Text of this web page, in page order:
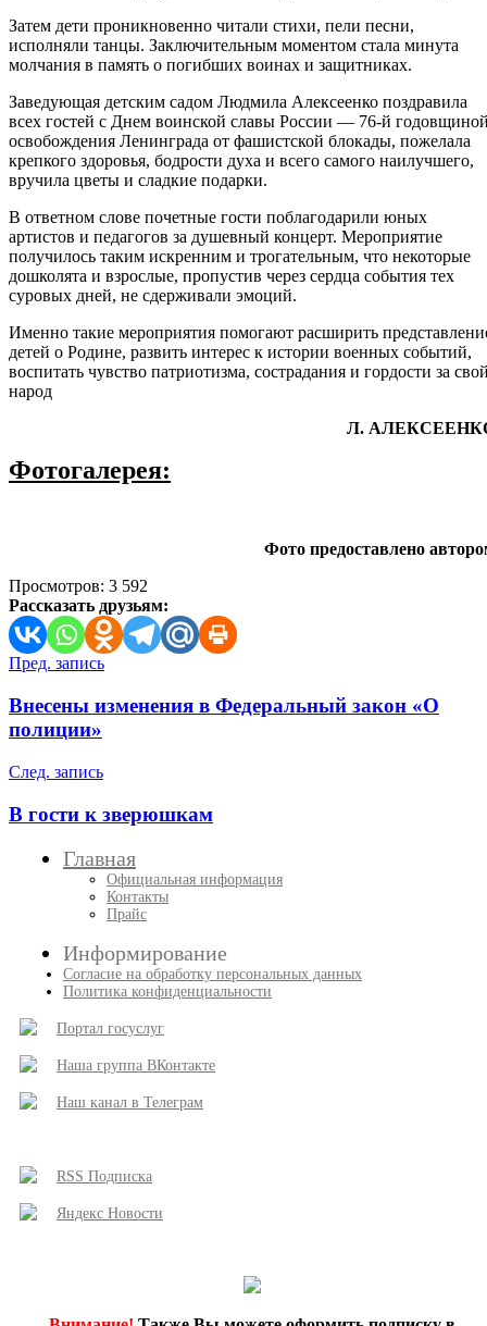
Затем дети проникновенно читали стихи, пели песни,
исполняли танцы. Заключительным моментом стала минута
молчания в память о погибших воинах и защитниках.
Заведующая детским садом Людмила Алексеенко поздравила
всех гостей с Днем воинской славы России — 76-й
освобождения Ленинграда от фашистской блокады, пожелала
крепкого здоровья, бодрости духа и всего самого наилучшего,
вручила цветы и сладкие подарки.
В ответном слове почетные гости поблагодарили юных
артистов и педагогов за душевный концерт. Мероприятие
получилось таким искренним и трогательным, что некоторые
дошколята и взрослые, пропустив через сердца события тех
суровых дней, не сдерживали эмоций.
Именно такие мероприятия помогают расширить
детей о Родине, развить интерес к истории военных событий,
воспитать чувство патриотизма, сострадания и гордости за
народ
Л.
Фотогалерея:
Фото предоставлено
Просмотров: 3 592
Рассказать друзьям:
Навигация
по
записям
Пред. запись
Внесены изменения в Федеральный закон «О
полиции»
След. запись
В гости к зверюшкам
Главная
Официальная информация
Контакты
Прайс
Информирование
Согласие на обработку персональных данных
Политика конфиденциальности
Портал госуслуг
Наша группа ВКонтакте
Наш канал в Телеграм
RSS Подписка
Яндекс Новости